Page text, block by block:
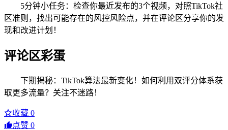
5分钟小任务：检查你最近发布的3个视频，对照TikTok社
区准则，找出可能存在的风控风险点，并在评论区分享你的发
现和改进计划！
评论区彩蛋
下期揭秘：TikTok算法最新变化！如何利用双评分体系获
取更多流量？关注不迷路！
收藏 0
点赞 0